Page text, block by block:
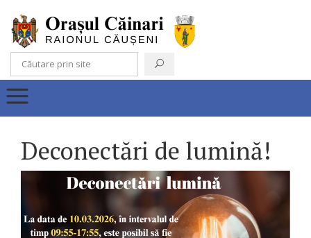
Deconectări de lumină!